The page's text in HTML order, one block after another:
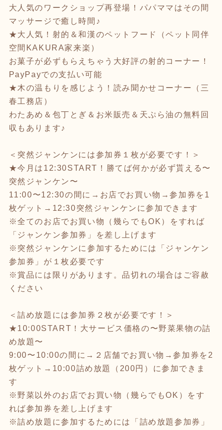
大人気のワークショップ再登場！パパママはその間
マッサージで癒し時間♪
★大人気！射的＆和漢のペットフード（ペット同伴
空間KAKURA家来楽）
お菓子が必ずもらえちゃう大好評の射的コーナー！
PayPayでの支払い可能
★木の温もりを感じよう！読み聞かせコーナー（三
春工務店）
わたあめ＆包丁とぎ＆お米販売＆天ぷら油の無料回
収もあります♪
＜突然ジャンケンには参加券１枚が必要です！＞
★今月は12:30START！勝てば何かが必ず貰える〜
突然ジャンケン〜
11:00〜12:30の間に→お店でお買い物→参加券を1
枚ゲット→12:30突然ジャンケンに参加できます
※全てのお店でお買い物（幾らでもOK）をすれば
「ジャンケン参加券」を差し上げます
※突然ジャンケンに参加するためには「ジャンケン
参加券」が１枚必要です
※賞品には限りがあります。品切れの場合はご容赦
ください
＜詰め放題には参加券２枚が必要です！＞
★10:00START！大サービス価格の〜野菜果物の詰
め放題〜
9:00〜10:00の間に→２店舗でお買い物→参加券を2
枚ゲット→10:00詰め放題（200円）に参加できま
す
※野菜以外のお店でお買い物（幾らでもOK）をす
れば参加券を差し上げます
※詰め放題に参加するためには「詰め放題参加券」